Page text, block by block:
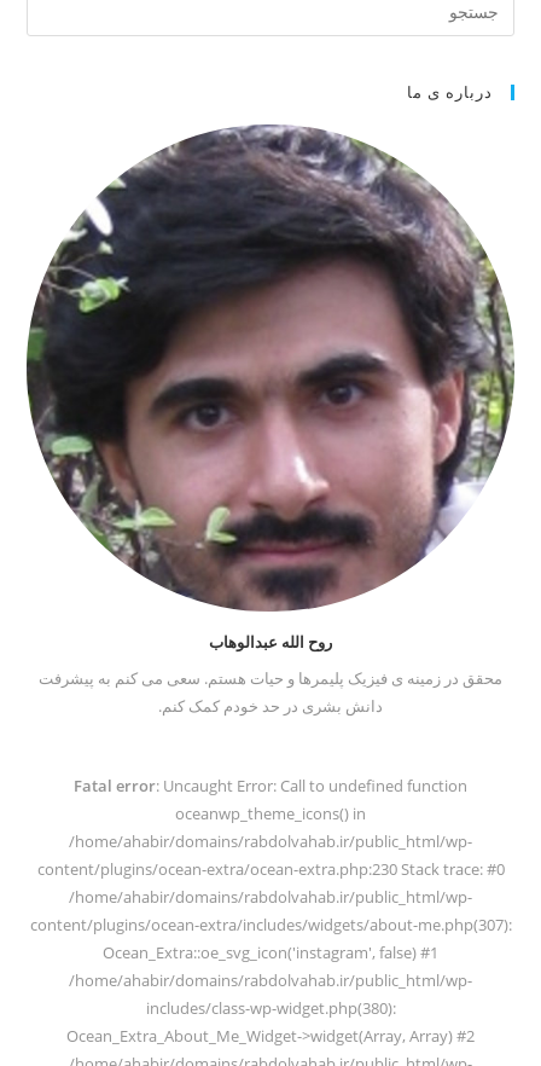
درباره ی ما
روح الله عبدالوهاب
محقق در زمینه ی فیزیک پلیمرها و حیات هستم. سعی می کنم به پیشرفت
دانش بشری در حد خودم کمک کنم.
Fatal error: Uncaught Error: Call to undefined function
oceanwp_theme_icons() in
/home/ahabir/domains/rabdolvahab.ir/public_html/wp-
content/plugins/ocean-extra/ocean-extra.php:230 Stack trace: #0
/home/ahabir/domains/rabdolvahab.ir/public_html/wp-
content/plugins/ocean-extra/includes/widgets/about-me.php(307):
Ocean_Extra::oe_svg_icon('instagram', false) #1
/home/ahabir/domains/rabdolvahab.ir/public_html/wp-
includes/class-wp-widget.php(380):
Ocean_Extra_About_Me_Widget->widget(Array, Array) #2